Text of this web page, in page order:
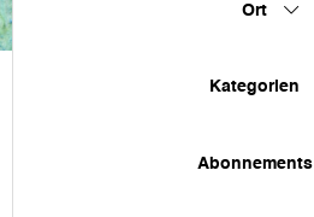
Ort
Kategorien
Abonnements